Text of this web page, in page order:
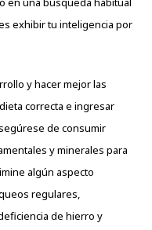
exhibir tu inteligencia por
y hacer mejor las
correcta e ingresar
de consumir
y minerales para
algún aspecto
regulares,
de hierro y